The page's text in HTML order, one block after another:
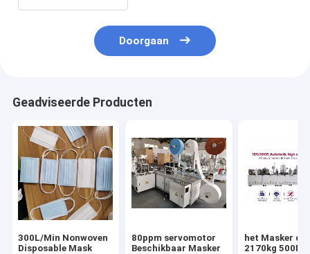
Doorgaan
Geadviseerde Producten
300L/Min Nonwoven
Disposable Mask
80ppm servomotor
Beschikbaar Masker
het Masker
2170kg